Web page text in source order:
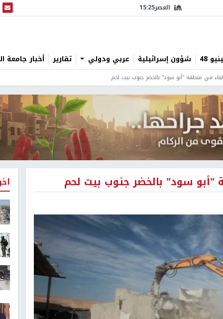
العصر15:25
48 شؤون إسرائيلية عربي ودولي تقارير أخبار جامعة
في منطقة "أبو سود" بالخضر جنوب بيت لحم
"أبو سود" بالخضر جنوب بيت لحم